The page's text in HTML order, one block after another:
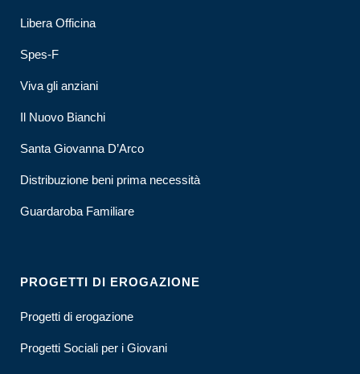
Libera Officina
Spes-F
Viva gli anziani
Il Nuovo Bianchi
Santa Giovanna D’Arco
Distribuzione beni prima necessità
Guardaroba Familiare
PROGETTI DI EROGAZIONE
Progetti di erogazione
Progetti Sociali per i Giovani